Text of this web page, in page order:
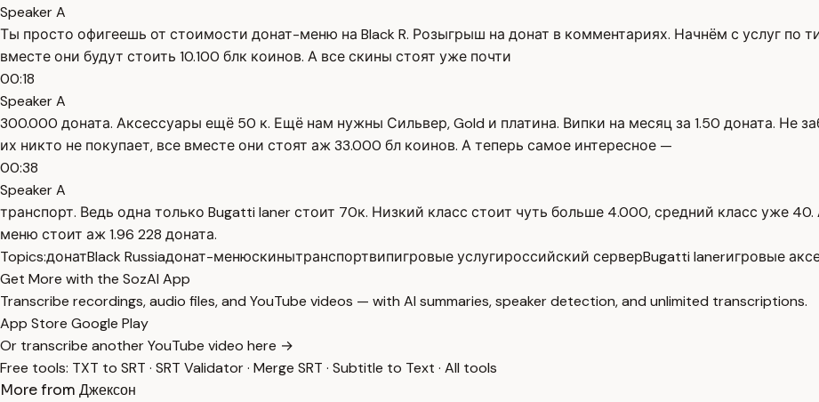
Speaker A
Ты просто офигеешь от стоимости донат-меню на Black R. Розыгрыш на донат в комментариях. Начнём с услуг по
вместе они будут стоить 10.100 блк коинов. А все скины стоят уже почти
00:18
Speaker A
300.000 доната. Аксессуары ещё 50 к. Ещё нам нужны Сильвер, Gold и платина. Випки на месяц за 1.50 доната. Не
их никто не покупает, все вместе они стоят аж 33.000 бл коинов. А теперь самое интересное —
00:38
Speaker A
транспорт. Ведь одна только Bugatti laner стоит 70к. Низкий класс стоит чуть больше 4.000, средний класс уже
меню стоит аж 1.96 228 доната.
Topics:донатBlack Russiaдонат-менюскинытранспортвипигровые услугироссийский серверBugatti lanerигровые
Get More with the SozAI App
Transcribe recordings, audio files, and YouTube videos — with AI summaries, speaker detection, and unlimited transcriptions.
App Store Google Play
Or transcribe another YouTube video here →
Free tools: TXT to SRT · SRT Validator· Merge SRT · Subtitle to Text · All tools
More from Джексон